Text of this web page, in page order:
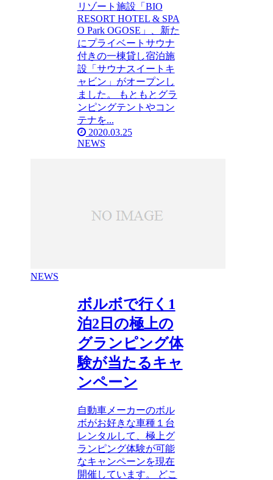
リゾート施設「BIO
RESORT HOTEL & SPA
O Park OGOSE」、新た
にプライベートサウナ
付きの一棟貸し宿泊施
設「サウナスイートキ
ャビン」がオープンし
ました。 もともとグラ
ンピングテントやコン
テナを...
2020.03.25
NEWS
NEWS
ボルボで行く1
泊2日の極上の
グランピング体
験が当たるキャ
ンペーン
自動車メーカーのボル
ボがお好きな車種１台
レンタルして、極上グ
ランピング体験が可能
なキャンペーンを現在
開催しています。 どこ